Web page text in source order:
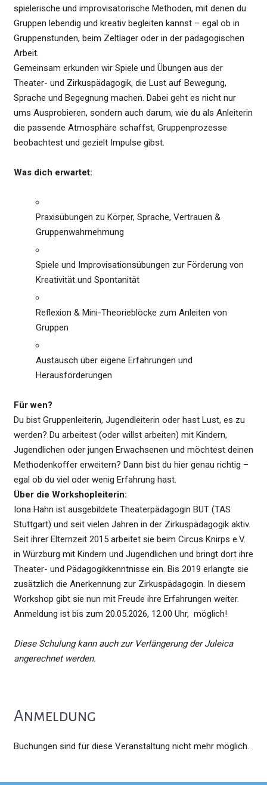
spielerische und improvisatorische Methoden, mit denen du
Gruppen lebendig und kreativ begleiten kannst – egal ob in
Gruppenstunden, beim Zeltlager oder in der pädagogischen
Arbeit.
Gemeinsam erkunden wir Spiele und Übungen aus der
Theater- und Zirkuspädagogik, die Lust auf Bewegung,
Sprache und Begegnung machen. Dabei geht es nicht nur
ums Ausprobieren, sondern auch darum, wie du als Anleiterin
die passende Atmosphäre schaffst, Gruppenprozesse
beobachtest und gezielt Impulse gibst.
Was dich erwartet:
Praxisübungen zu Körper, Sprache, Vertrauen &
Gruppenwahrnehmung
Spiele und Improvisationsübungen zur Förderung von
Kreativität und Spontanität
Reflexion & Mini-Theorieblöcke zum Anleiten von
Gruppen
Austausch über eigene Erfahrungen und
Herausforderungen
Für wen?
Du bist Gruppenleiterin, Jugendleiterin oder hast Lust, es zu
werden? Du arbeitest (oder willst arbeiten) mit Kindern,
Jugendlichen oder jungen Erwachsenen und möchtest deinen
Methodenkoffer erweitern? Dann bist du hier genau richtig –
egal ob du viel oder wenig Erfahrung hast.
Über die Workshopleiterin:
Iona Hahn ist ausgebildete Theaterpädagogin BUT (TAS
Stuttgart) und seit vielen Jahren in der Zirkuspädagogik aktiv.
Seit ihrer Elternzeit 2015 arbeitet sie beim Circus Knirps e.V.
in Würzburg mit Kindern und Jugendlichen und bringt dort ihre
Theater- und Pädagogikkenntnisse ein. Bis 2019 erlangte sie
zusätzlich die Anerkennung zur Zirkuspädagogin. In diesem
Workshop gibt sie nun mit Freude ihre Erfahrungen weiter.
Anmeldung ist bis zum 20.05.2026, 12.00 Uhr, möglich!
Diese Schulung kann auch zur Verlängerung der Juleica
angerechnet werden.
Anmeldung
Buchungen sind für diese Veranstaltung nicht mehr möglich.